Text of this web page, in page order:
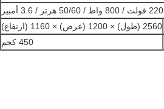
220 فولت / 800 واط / 50/60 هرتز / 3.6 أمبير
2560 (طول) × 1200 (عرض) × 1160 (ارتفاع)
450 كجم